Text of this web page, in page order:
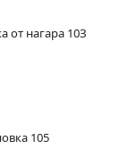
от нагара 10З
105